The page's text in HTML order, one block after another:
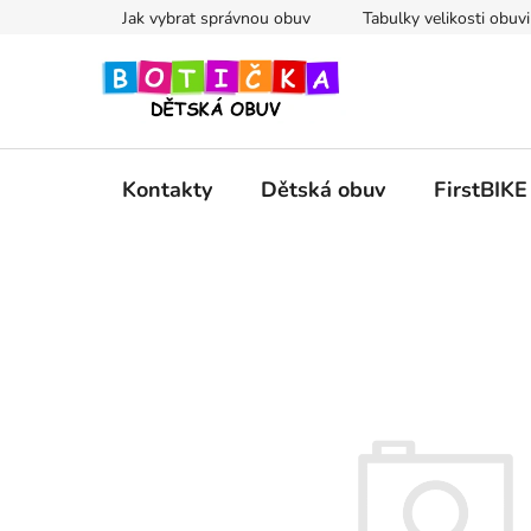
Jak vybrat správnou obuv Tabulky velikosti obuvi
Kontakty Dětská obuv